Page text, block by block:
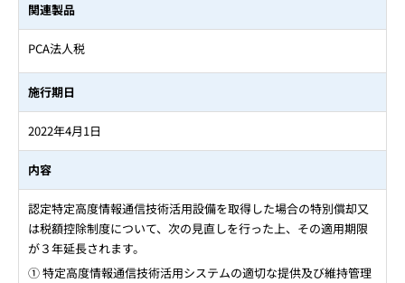
関連製品
PCA法人税
施行期日
2022年4月1日
内容
認定特定高度情報通信技術活用設備を取得した場合の特別償却又
は税額控除制度について、次の見直しを行った上、その適用期限
が３年延長されます。
① 特定高度情報通信技術活用システムの適切な提供及び維持管理